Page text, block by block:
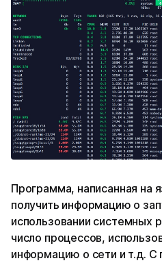
Программа, написанная на
получить информацию о
использовании системных
число процессов,
информацию о сети и т.д.